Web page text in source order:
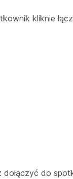
kliknie
do